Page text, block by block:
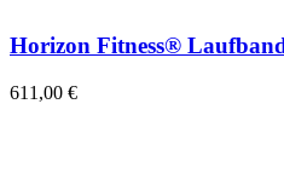
Horizon Fitness®
611,00 €